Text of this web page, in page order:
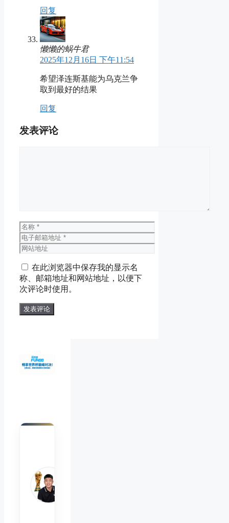
回复
懒懒的蜗牛君
2025年12月16日 下午11:54
希望泽连斯基能为乌克兰争
取到最好的结果
回复
发表评论
名
称
电
子
箱
地
址
网
地
址
在此浏览器中保存我的显示名
称、邮箱地址和网站地址，以便下
次评论时使用。